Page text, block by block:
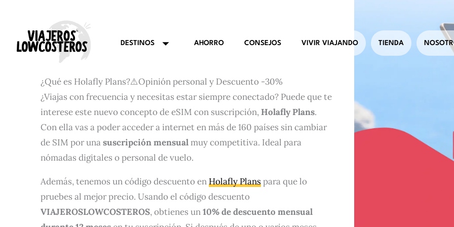
contenido
DESTINOS AHORRO CONSEJOS VIVIR VIAJANDO TIENDA
¿Qué es Holafly Plans?⚠️Opinión personal y Descuento -30%
¿Viajas con frecuencia y necesitas estar siempre conectado? Puede que te
interese este nuevo concepto de eSIM con suscripción, Holafly Plans.
Con ella vas a poder acceder a internet en más de 160 países sin cambiar
de SIM por unasuscripción mensualmuy competitiva. Ideal para
nómadas digitales o personal de vuelo.
Además, tenemos un código descuento enHolafly Planspara que lo
pruebes al mejor precio. Usando el código descuento
VIAJEROSLOWCOSTEROS, obtienes un10% de descuento mensual